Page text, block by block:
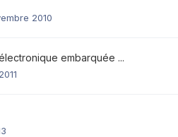
2010
embarquée ...